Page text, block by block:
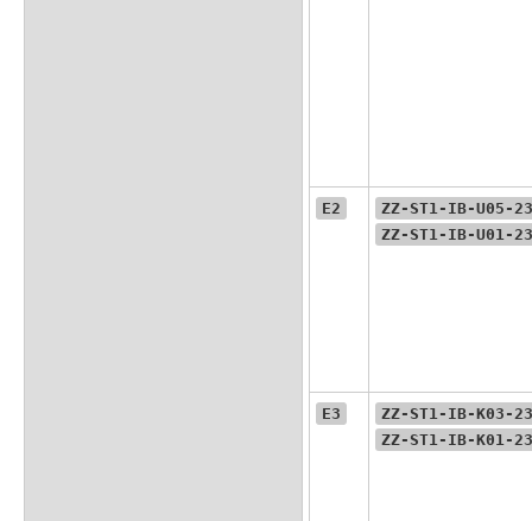
E2
ZZ-ST1-IB-U05-
ZZ-ST1-IB-U01-
E3
ZZ-ST1-IB-K03-
ZZ-ST1-IB-K01-